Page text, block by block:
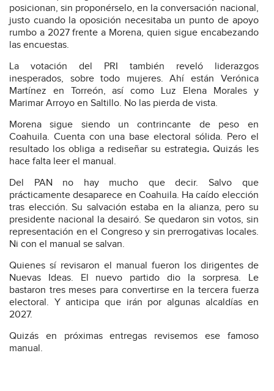
posicionan, sin proponérselo, en la conversación nacional,
justo cuando la oposición necesitaba un punto de apoyo
rumbo a 2027 frente a Morena, quien sigue encabezando
las encuestas.
La votación del PRI también reveló liderazgos
inesperados, sobre todo mujeres. Ahí están Verónica
Martínez en Torreón, así como Luz Elena Morales y
Marimar Arroyo en Saltillo. No las pierda de vista.
Morena sigue siendo un contrincante de peso en
Coahuila. Cuenta con una base electoral sólida. Pero el
resultado los obliga a rediseñar su estrategia.Quizás les
hace falta leer el manual.
Del PAN no hay mucho que decir. Salvo que
prácticamente desaparece en Coahuila. Ha caído elección
tras elección. Su salvación estaba en la alianza, pero su
presidente nacional la desairó. Se quedaron sin votos, sin
representación en el Congreso y sin prerrogativas locales.
Ni con el manual se salvan.
Quienes sí revisaron el manual fueron los dirigentes de
Nuevas Ideas. El nuevo partido dio la sorpresa. Le
bastaron tres meses para convertirse en la tercera fuerza
electoral. Y anticipa que irán por algunas alcaldías en
2027.
Quizás en próximas entregas revisemos ese famoso
manual.